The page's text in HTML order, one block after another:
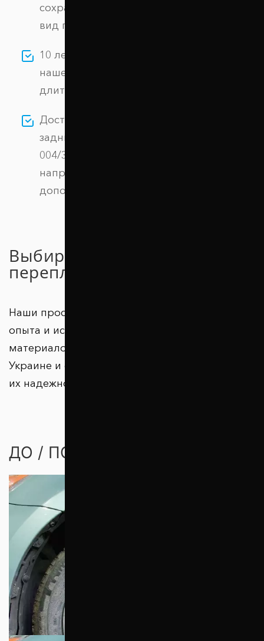
сохраняет первоначальный внешний
вид проставок.
10 лет гарантии: мы уверены в качестве
нашей продукции и предоставляем
длительную гарантию.
Доступная цена: покупая Проставки
задних пружин 30 мм Scion IQ (1098-15-
004/30) у нас, вы получаете продукцию
напрямую от производителя, без
дополнительных наценок.
Выбирайте качество без
переплаты!
Наши проставки – результат многолетнего
опыта и использования высококачественных
материалов. Тысячи довольных клиентов в
Украине и странах зарубежья подтверждают
их надежность.
ДО / ПОСЛЕ